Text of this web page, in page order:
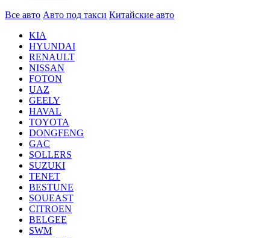
Все авто Авто под такси Китайские авто
KIA
HYUNDAI
RENAULT
NISSAN
FOTON
UAZ
GEELY
HAVAL
TOYOTA
DONGFENG
GAC
SOLLERS
SUZUKI
TENET
BESTUNE
SOUEAST
CITROEN
BELGEE
SWM